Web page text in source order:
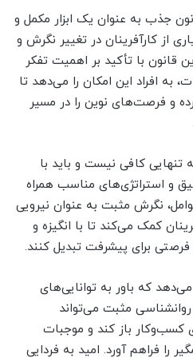
جذب به عنوان یک ابزار مکمل و
از کارآفرینان در تغییر نگرش و
با تأکید بر اهمیت تفکر
به افراد این امکان را می‌دهد تا
و فرصت‌های نوین را در مسیر
تنهایی کافی نیست و باید با
و استراتژی‌های مناسب همراه
نگرش مثبت به عنوان نیرویی
کمک می‌کند تا با انگیزه و
فرصتی برای پیشرفت تبدیل کنند.
که باور به توانایی‌های
مثبت می‌تواند
کسب‌وکار باز کند و موجبات
را فراهم آورد. امید به فردایی